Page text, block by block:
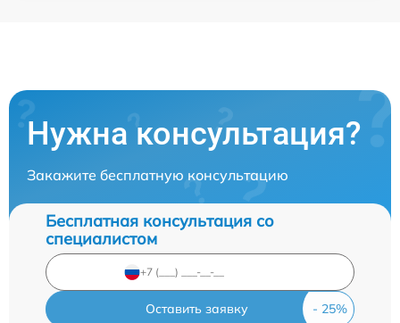
Нужна консультация?
Закажите бесплатную консультацию
Бесплатная консультация со
специалистом
Оставить заявку